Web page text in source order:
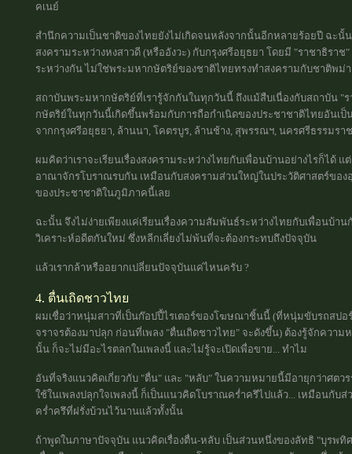
คเนย์
สำนึกความเป็นชาติของไทยยังไม่เกิดจนหลังจากนั้นอีกหลายร้อยปี ฉะนั้
สงครามระหว่างหงสาวดี (หรืออังวะ) กับกรุงศรีอยุธยา โดยมี "ราชาธิรา
ระหว่างกัน ไม่ใช่พระมหากษัตริย์ของชาติไทยทรงทำสงครามกับชาติพม่า
สถาบันพระมหากษัตริย์ที่เรารู้จักกันในทุกวันนี้ ถึงแม้สืบเนื่องกับสถาบัน "
กษัตริย์ในทุกวันนี้เกิดขึ้นพร้อมกับการถือกำเนิดของประชาชาติไทยอันเป็
จากกรุงศรีอยุธยา, ล้านนา, โคตรบูร, ล้านช้าง, สุพรรณฯ, นครศรีธรรมรา
ผมคิดว่าเราจะเรียนเรื่องสงครามระหว่างไทยกับเพื่อนบ้านอย่างไรก็ได้
อาณาจักรโบราณรบกัน เหมือนกับสงครามส่วนใหญ่ในประวัติศาสตร์ขอ
ของประชาชาติในภูมิภาคนี้เลย
ฉะนั้น จึงไม่ง่ายเพียงแค่เรียนเรื่องความสัมพันธ์ระหว่างไทยกับเพื่อนบ้า
วิเคราะห์อดีตกันใหม่ ซึ่งหลีกเลี่ยงไม่พ้นที่จะต้องกระทบถึงปัจจุบัน
แล้วเรากล้าหรืออยากเปลี่ยนปัจจุบันแค่ไหนครับ ?
4. ตื่นเถิดชาวไทย
ผมเชื่อว่าหนุ่มสาวที่เป็นก๊อปปี้ไรเตอร์ของโฆษณาชิ้นนี้ (ที่หนุ่มขับรถสปอ
จราจรต้องมาปลุก ก่อนที่เพลง "ตื่นเถิดชาวไทย" จะดังขึ้น) ต้องรู้จักควา
นั้น ก็จะไม่มีอะไรตลกในเพลงนี้ และไม่รู้จะเปิดเพื่อขาย... ทำไม
อันที่จริงแนวคิดเกี่ยวกับ "ตื่น" และ "หลับ" ในความหมายนี้มีอายุกว่าศตว
ใช้ในเพลงปลุกใจเพลงนี้ ก็เป็นแนวคิดโบราณคร่ำครึไปแล้ว... เหมือนกั
คร่ำครึที่ฝรั่งบ้วนไว้นานแล้วทั้งนั้น
ถ้าพูดในภาษาปัจจุบัน แนวคิดเรื่องตื่น-หลับ เป็นส่วนหนึ่งของลัทธิ "บุรพทิ